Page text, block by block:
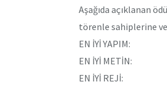
Aşağıda açıklanan
törenle sahiplerine
EN İYİ YAPIM:
EN İYİ METİN:
EN İYİ REJİ: